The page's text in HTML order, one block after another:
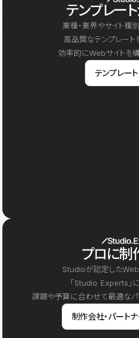
テンプレー
業種・業界やサイト種
高品質なテンプレート
効率的にWebサイトを構
テンプレー
プロに制
Studioが認定した
「Studio Experts」
課題や予算に合わせて最適なパ
制作会社・パート